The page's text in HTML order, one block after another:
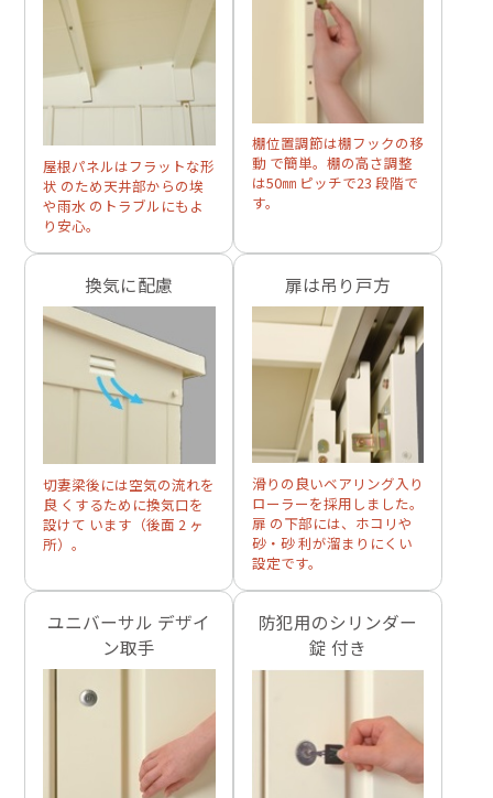
屋根パネルはフラットな形
状 のため天井部からの埃
や雨水 のトラブルにもよ
り安心。
棚位置調節は棚フックの移
動 で簡単。棚の高さ調整
は50㎜ ピッチで23 段階で
す。
換気に配慮
切妻梁後には空気の流れを
良 くするために換気口を
設けて います（後面 2 ヶ
所）。
扉は吊り戸方
滑りの良いベアリング入り
ローラーを採用しました。
扉 の下部には、ホコリや
砂・砂 利が溜まりにくい
設定です。
ユニバーサル デザイ
ン取手
防犯用のシリンダー
錠 付き